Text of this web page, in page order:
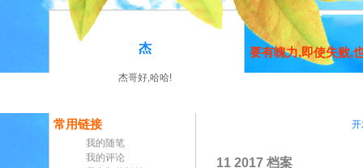
杰
杰哥好,哈哈!
要有魄力,即使失败,
常用链接
我的随笔
我的评论
11 2017 档案